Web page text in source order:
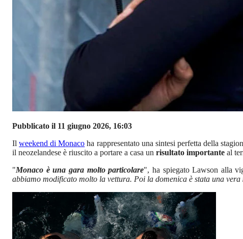
Pubblicato il 11 giugno 2026, 16:03
Ilweekend di Monaco ha rappresentato una sintesi perfetta della
il neozelandese è riuscito a portare a casa un risultato importante al
"Monaco è una gara molto particolare", ha spiegato Lawson alla
abbiamo modificato molto la vettura. Poi la domenica è stata una vera